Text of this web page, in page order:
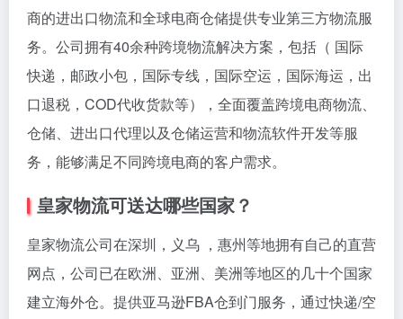
商的进出口物流和全球电商仓储提供专业第三方物流服
务。公司拥有40余种跨境物流解决方案，包括（ 国际
快递，邮政小包，国际专线，国际空运，国际海运，出
口退税，COD代收货款等），全面覆盖跨境电商物流、
仓储、进出口代理以及仓储运营和物流软件开发等服
务，能够满足不同跨境电商的客户需求。
皇家物流可送达哪些国家？
皇家物流公司在深圳，义乌 ，惠州等地拥有自己的直营
网点，公司已在欧洲、亚洲、美洲等地区的几十个国家
建立海外仓。提供亚马逊FBA仓到门服务，通过快递/空